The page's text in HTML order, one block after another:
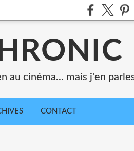
au cinéma... mais j'en
CONTACT